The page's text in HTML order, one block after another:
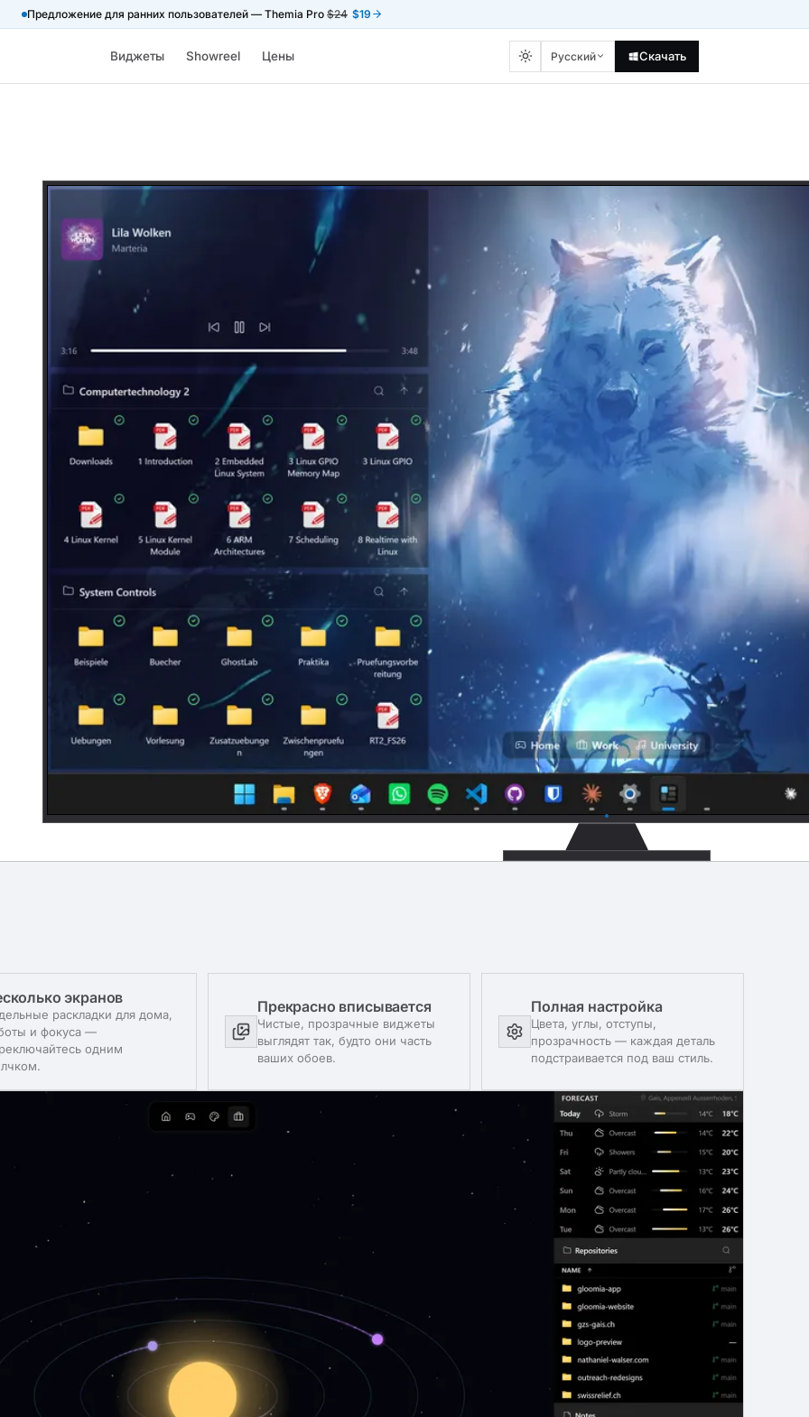
Предложение для ранних пользователей — Themia Pro $24 $19
Виджеты Showreel Цены Русский Скачать
экранов
раскладки для дома,
и фокуса —
одним
Прекрасно вписывается
Чистые, прозрачные виджеты
выглядят так, будто они часть
ваших обоев.
Полная настройка
Цвета, углы, отступы,
прозрачность — каждая деталь
подстраивается под ваш стиль.